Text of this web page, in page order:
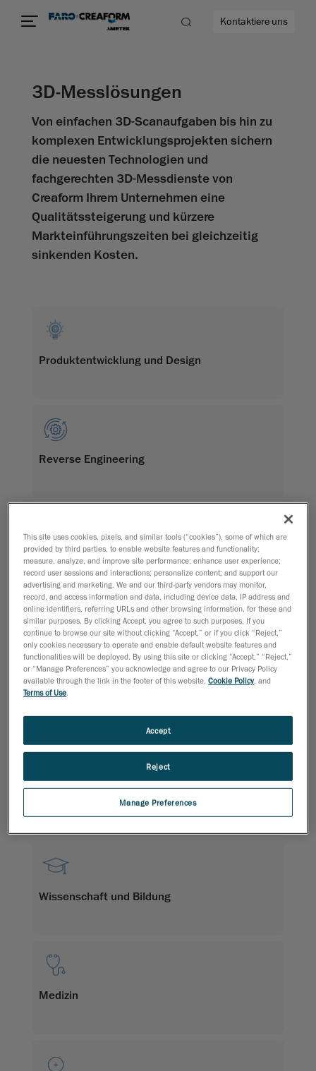
Kontaktiere uns
3D-Messlösungen
Von einfachen 3D-Scanaufgaben bis hin zu
komplexen Entwicklungsprojekten sichern
die neuesten Technologien und
fachgerechten 3D-Messdienste von
Creaform Ihrem Unternehmen eine
Qualitätssteigerung und kürzere
Markteinführungszeiten bei gleichzeitig
sinkenden Kosten.
Produktentwicklung und Design
Reverse Engineering
Qualitätskontrolle und Qualitätssicherung (QC
und QA)
Wartung, Reparatur und Überholung (MRO)
Zerstörungsfreie Prüfungen (NDT) für die Öl-
und Gasindustrie
Wissenschaft und Bildung
Medizin
This site uses cookies, pixels, and similar tools (“cookies”), some of which are
provided by third parties, to enable website features and functionality;
measure, analyze, and improve site performance; enhance user experience;
record user sessions and interactions; personalize content; and support our
advertising and marketing. We and our third-party vendors may monitor,
record, and access information and data, including device data, IP address and
online identifiers, referring URLs and other browsing information, for these and
similar purposes. By clicking Accept, you agree to such purposes. If you
continue to browse our site without clicking “Accept,” or if you click “Reject,”
only cookies necessary to operate and enable default website features and
functionalities will be deployed. By using this site or clicking “Accept,” “Reject,”
or “Manage Preferences” you acknowledge and agree to our Privacy Policy
available through the link in the footer of this website,Cookie Policy, and
Terms of Use.
Manage Preferences
Reject
Accept